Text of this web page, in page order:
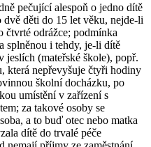
pečující alespoň o jedno dítě
dvě děti do 15 let věku, nejde-li
čtvrté odrážce; podmínka
splněnou i tehdy, je-li dítě
jeslích (mateřské škole), popř.
která nepřevyšuje čtyři hodiny
školní docházku, po
umístění v zařízení s
za takové osoby se
a to buď otec nebo matka
dítě do trvalé péče